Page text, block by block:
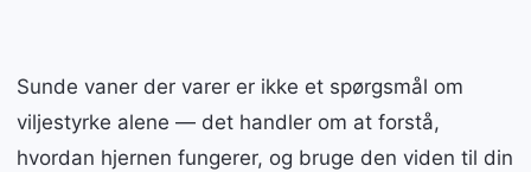
Sunde vaner der varer er ikke et spørgsmål om
viljestyrke alene — det handler om at forstå,
hvordan hjernen fungerer, og bruge den viden til din